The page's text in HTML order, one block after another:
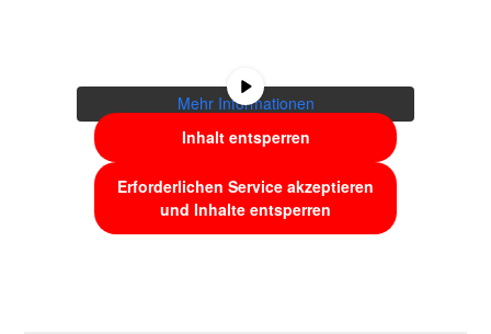
weitergegeben werden.
Mehr Informationen
Inhalt entsperren
Erforderlichen Service akzeptieren
und Inhalte entsperren